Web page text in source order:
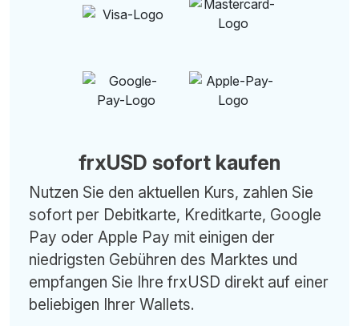
frxUSD sofort kaufen
Nutzen Sie den aktuellen Kurs, zahlen Sie
sofort per Debitkarte, Kreditkarte, Google
Pay oder Apple Pay mit einigen der
niedrigsten Gebühren des Marktes und
empfangen Sie Ihre frxUSD direkt auf einer
beliebigen Ihrer Wallets.